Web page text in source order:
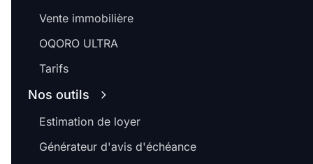
Vente immobilière
OQORO ULTRA
Tarifs
Nos outils
Estimation de loyer
Générateur d'avis d'échéance